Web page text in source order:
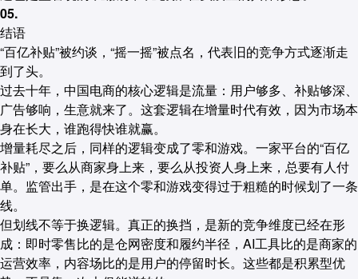
05.
结语
“百亿补贴”被约谈，“摇一摇”被点名，代表旧的竞争方式逐渐走
到了头。
过去十年，中国电商的核心逻辑是流量：用户够多、补贴够深、
广告够响，生意就来了。这套逻辑在增量时代有效，因为市场本
身在长大，谁跑得快谁就赢。
增量耗尽之后，同样的逻辑变成了零和游戏。一家平台的“百亿
补贴”，要么从商家身上来，要么从投资人身上来，总要有人付
单。监管出手，是在这个零和游戏变得过于粗糙的时候划了一条
线。
但划线不等于换逻辑。真正的换挡，是新的竞争维度已经在形
成：即时零售比的是仓网密度和履约半径，AI工具比的是商家的
运营效率，内容场比的是用户的停留时长。这些都是积累型优